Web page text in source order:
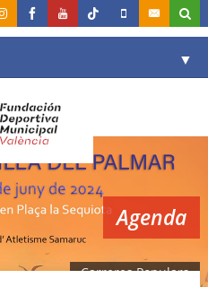
▼
▼
▼
Agenda
Carreres Populars